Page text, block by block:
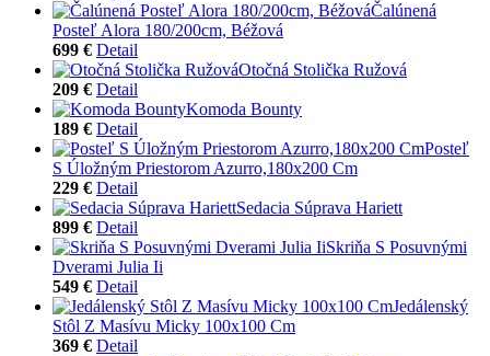
Čalúnená
Posteľ Alora 180/200cm, Béžová
699 € Detail
Otočná Stolička Ružová
209 € Detail
Komoda Bounty
189 € Detail
Posteľ
S Úložným Priestorom Azurro,180x200 Cm
229 € Detail
Sedacia Súprava Hariett
899 € Detail
Skriňa S Posuvnými
Dverami Julia Ii
549 € Detail
Jedálenský
Stôl Z Masívu Micky 100x100 Cm
369 € Detail